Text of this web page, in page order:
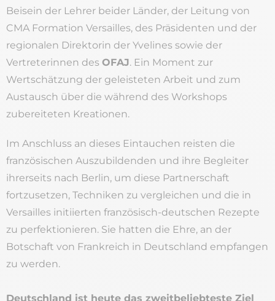
Beisein der Lehrer beider Länder, der Leitung von
CMA Formation Versailles, des Präsidenten und der
regionalen Direktorin der Yvelines sowie der
Vertreterinnen des OFAJ. Ein Moment zur
Wertschätzung der geleisteten Arbeit und zum
Austausch über die während des Workshops
zubereiteten Kreationen.
Im Anschluss an dieses Eintauchen reisten die
französischen Auszubildenden und ihre Begleiter
ihrerseits nach Berlin, um diese Partnerschaft
fortzusetzen, Techniken zu vergleichen und die in
Versailles initiierten französisch-deutschen Rezepte
zu perfektionieren. Sie hatten die Ehre, an der
Botschaft von Frankreich in Deutschland empfangen
zu werden.
Deutschland ist heute das zweitbeliebteste Ziel